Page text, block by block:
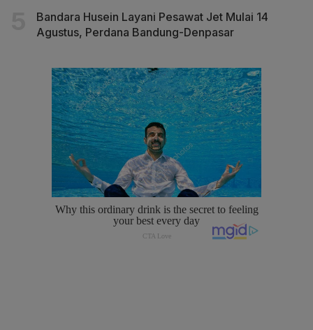
Bandara Husein Layani Pesawat Jet Mulai 14
Agustus, Perdana Bandung-Denpasar